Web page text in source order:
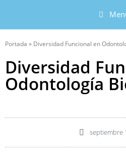
Portada » Diversidad Funcional en
Diversidad
Odontología
septiembre